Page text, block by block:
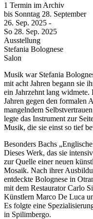
1 Termin im Archiv
bis Sonntag 28. September
26. Sep. 2025 -
So 28. Sep. 2025
Ausstellung
Stefania Bolognese
Salon
Musik war Stefania
mit acht Jahren begann sie
ein Jahrzehnt lang
Jahren gegen den formalen
mangelndem
legte das Instrument zur
Musik, die sie einst so tief
Besonders Bachs
Dieses Werk, das sie
zur Quelle einer neuen
Mosaik. Nach ihrer
entdeckte Bolognese in
mit dem Restaurator Carlo
Künstlern Marco De Luca
Es folgte eine
in Spilimbergo.